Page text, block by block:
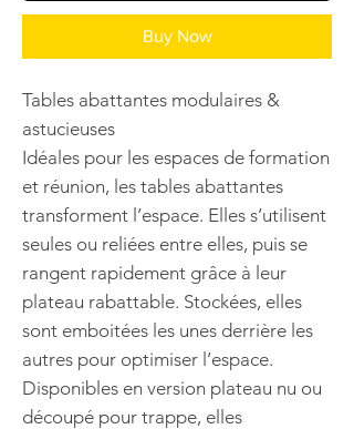
Buy Now
Tables abattantes modulaires &
astucieuses
Idéales pour les espaces de formation
et réunion, les tables abattantes
transforment l’espace. Elles s’utilisent
seules ou reliées entre elles, puis se
rangent rapidement grâce à leur
plateau rabattable. Stockées, elles
sont emboitées les unes derrière les
autres pour optimiser l’espace.
Disponibles en version plateau nu ou
découpé pour trappe, elles